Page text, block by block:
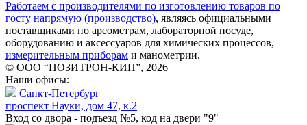
Работаем с производителями по изготовлению товаров по
госту напрямую (производство), являясь официальными
поставщиками по ареометрам, лабораторной посуде,
оборудованию и аксессуаров для химических процессов,
измерительным приборам и манометрии.
© ООО “ПОЗИТРОН-КИП”, 2026
Наши офисы:
Санкт-Петербург
проспект Науки, дом 47, к.2
Вход со двора - подъезд №5, код на двери "9"